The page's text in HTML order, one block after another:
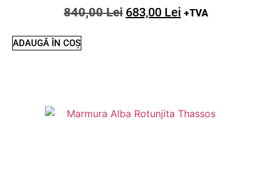
840,00Lei 683,00 Lei +TVA
ADAUGĂ ÎN COȘ